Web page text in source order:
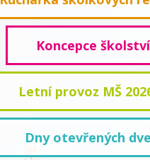
Koncepce školství
Letní provoz MŠ
Dny otevřených